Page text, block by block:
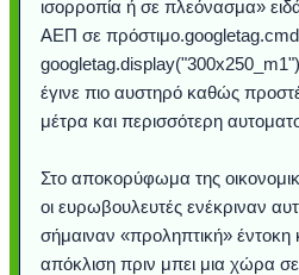
ισορροπία ή σε πλεόνασμα»
ΑΕΠ σε
έγινε πιο αυστηρό καθώς
μέτρα και περισσότερη
Στο αποκορύφωμα της
οι ευρωβουλευτές ενέκριναν
σήμαιναν «προληπτική» έντοκη
απόκλιση πριν μπει μια χώρα